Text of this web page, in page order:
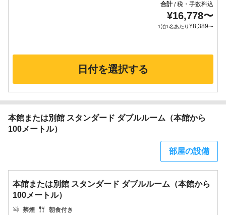
合計/税・手数料込
¥16,778〜
1泊1名あたり¥8,389〜
日付を選択する
本館または別館 スタンダード ダブルルーム（本館から
100メートル）
部屋の設備
本館または別館 スタンダード ダブルルーム（本館から
100メートル）
禁煙 朝食付き